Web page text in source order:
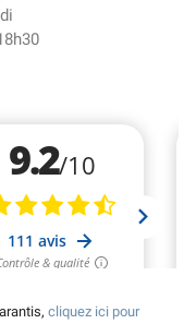
cliquez ici pour